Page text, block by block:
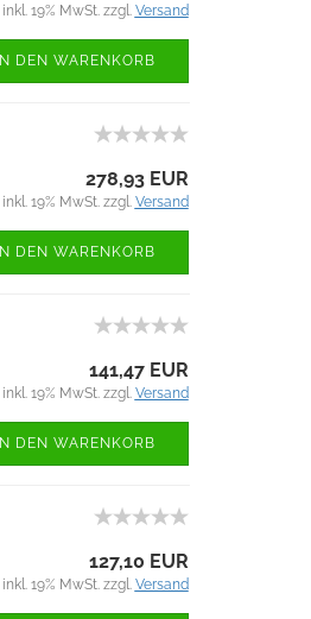
inkl. 19% MwSt. zzgl. Versand
IN DEN WARENKORB
278,93 EUR
inkl. 19% MwSt. zzgl. Versand
IN DEN WARENKORB
141,47 EUR
inkl. 19% MwSt. zzgl. Versand
IN DEN WARENKORB
127,10 EUR
inkl. 19% MwSt. zzgl. Versand